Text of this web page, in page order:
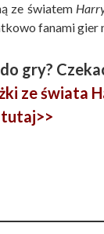
ze światem
fanami gier
gry?
ze świata
tutaj>>